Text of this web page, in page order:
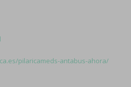
pilaricameds-antabus-ahora/